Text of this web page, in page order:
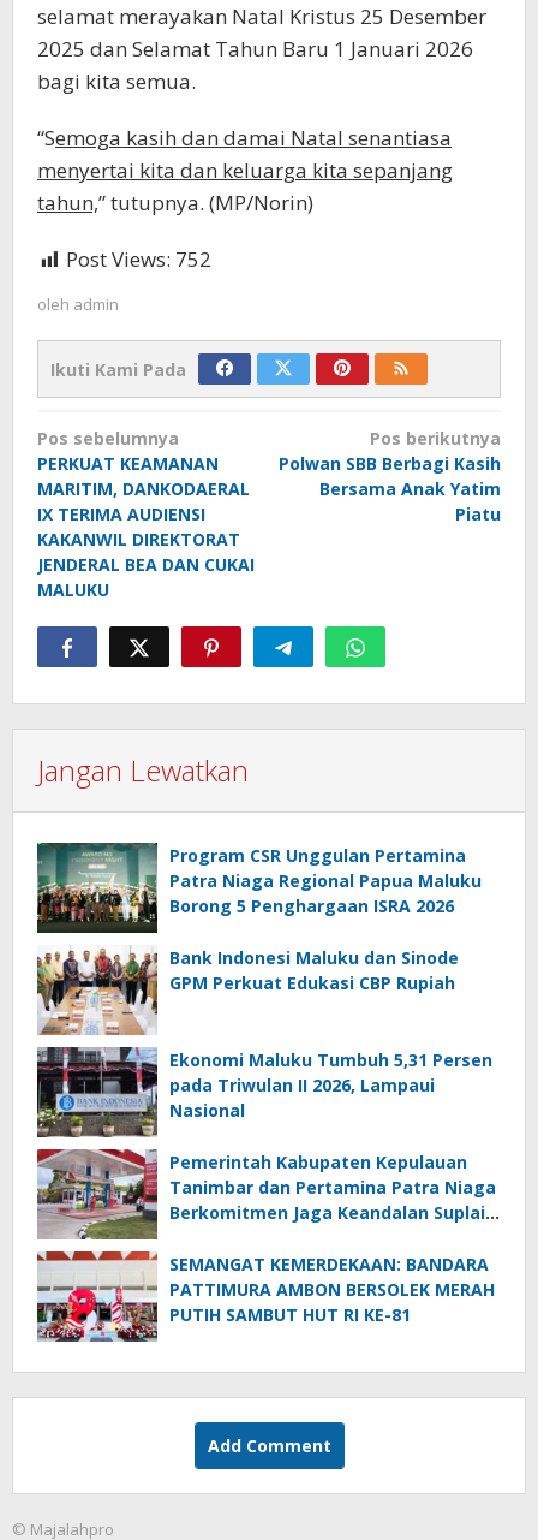
selamat merayakan Natal Kristus 25 Desember
2025 dan Selamat Tahun Baru 1 Januari 2026
bagi kita semua.
“Semoga kasih dan damai Natal senantiasa
menyertai kita dan keluarga kita sepanjang
tahun,” tutupnya. (MP/Norin)
Post Views: 752
oleh admin
Ikuti Kami Pada
Navigasi
pos
Pos sebelumnya
PERKUAT KEAMANAN
MARITIM, DANKODAERAL
IX TERIMA AUDIENSI
KAKANWIL DIREKTORAT
JENDERAL BEA DAN CUKAI
MALUKU
Pos berikutnya
Polwan SBB Berbagi Kasih
Bersama Anak Yatim
Piatu
Jangan Lewatkan
Program CSR Unggulan Pertamina
Patra Niaga Regional Papua Maluku
Borong 5 Penghargaan ISRA 2026
Bank Indonesi Maluku dan Sinode
GPM Perkuat Edukasi CBP Rupiah
Ekonomi Maluku Tumbuh 5,31 Persen
pada Triwulan II 2026, Lampaui
Nasional
Pemerintah Kabupaten Kepulauan
Tanimbar dan Pertamina Patra Niaga
Berkomitmen Jaga Keandalan Suplai
SEMANGAT KEMERDEKAAN: BANDARA
PATTIMURA AMBON BERSOLEK MERAH
PUTIH SAMBUT HUT RI KE-81
Add Comment
© Majalahpro